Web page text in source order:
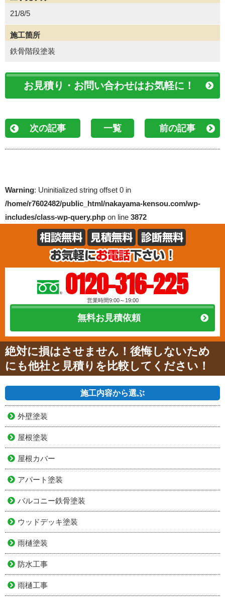
21/8/5
施工箇所
鉄骨階段塗装
お見積り・お問い合わせはお気軽に！
次の記事 一覧 前の記事
Warning: Uninitialized string offset 0 in
/home/r7602482/public_html/nakayama-kensou.com/wp-
includes/class-wp-query.php on line 3872
0120-316-225
営業時間9:00～19:00
無料お見積依頼
絶対に損はさせません！後悔しないため
にも他社と見積りを比較してください！
施工内容から選ぶ
外壁塗装
屋根塗装
屋根カバー
アパート塗装
バルコニー鉄骨塗装
ウッドデッキ塗装
雨樋塗装
防水工事
雨樋工事